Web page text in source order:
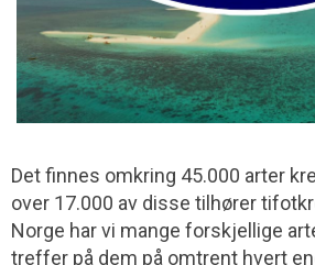
Det finnes omkring 45.000 arter
over 17.000 av disse tilhører
Norge har vi mange forskjellige
treffer på dem på omtrent hvert